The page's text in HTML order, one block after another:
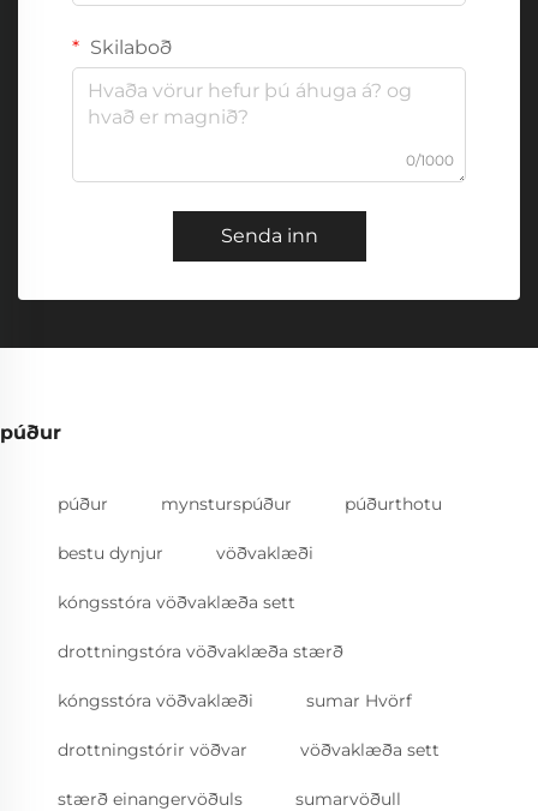
Skilaboð
0/1000
Senda inn
púður
púður mynsturspúður púðurthotu
bestu dynjur vöðvaklæði
kóngsstóra vöðvaklæða sett
drottningstóra vöðvaklæða stærð
kóngsstóra vöðvaklæði sumar Hvörf
drottningstórir vöðvar vöðvaklæða sett
stærð einangervöðuls sumarvöðull